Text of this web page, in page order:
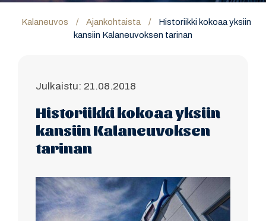
Kalaneuvos / Ajankohtaista /
Historiikki kokoaa yksiin
kansiin Kalaneuvoksen tarinan
Julkaistu: 21.08.2018
Historiikki kokoaa yksiin
kansiin Kalaneuvoksen
tarinan